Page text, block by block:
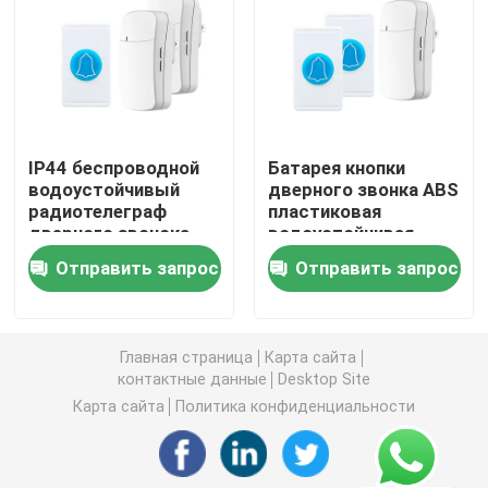
Беспроводной переключатель дистанционного
Гнездо Wifi умное
Гнездо Zigbee умное
Само- приведенный в действие беспроводной
Умный датчик тревоги
IP44 беспроводной
водоустойчивый
радиотелеграф
дверного звонока
перезвона дверного
звонока
90x60x25mm
Отправить запрос
Батарея кнопки
дверного звонка ABS
пластиковая
водоустойчивая
использующая
энергию
Отправить запрос
Главная страница
Карта сайта
контактные данные
Desktop Site
Карта сайта
Политика конфиденциальности